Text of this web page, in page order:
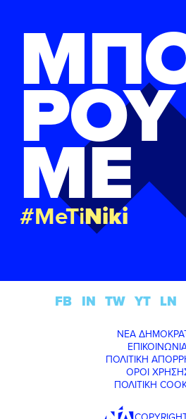
ΡΟΥ
ΜΕ
#MeTiNiki
ΝΕΑ
ΠΟΛΙΤΙΚΗ
ΟΡΟΙ
ΠΟΛΙΤΙΚΗ
FB IN TW YT LN